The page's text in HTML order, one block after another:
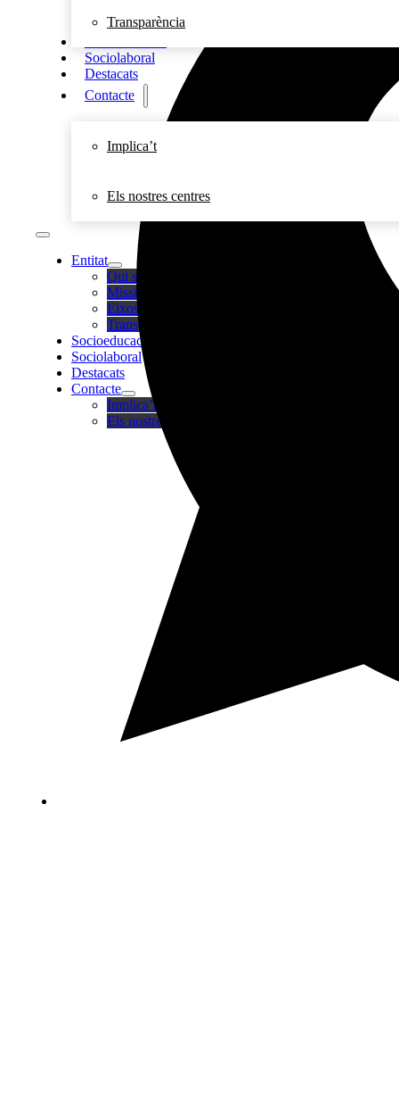
Transparència
Sociolaboral
Destacats
Contacte
Implica’t
Els nostres centres
Entitat
Qui som
Missió, visió i valors
Eixos
Transparència
Socioeducació
Sociolaboral
Destacats
Contacte
Implica’t
Els nostres centres